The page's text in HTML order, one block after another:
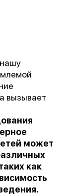
вызывает
может
как